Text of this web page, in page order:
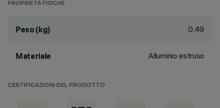
PROPRIETÀ FISICHE
Peso (kg) 0.49
Materiale Alluminio estruso
CERTIFICAZIONI DEL PRODOTTO